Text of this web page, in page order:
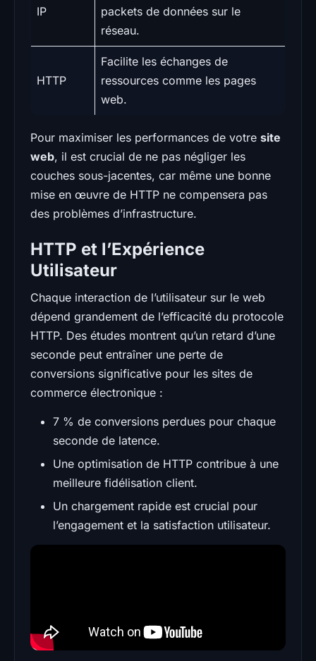
IP
packets de données sur le
réseau.
HTTP
Facilite les échanges de
ressources comme les pages
web.
Pour maximiser les performances de votre site
web, il est crucial de ne pas négliger les
couches sous-jacentes, car même une bonne
mise en œuvre de HTTP ne compensera pas
des problèmes d’infrastructure.
HTTP et l’Expérience
Utilisateur
Chaque interaction de l’utilisateur sur le web
dépend grandement de l’efficacité du protocole
HTTP. Des études montrent qu’un retard d’une
seconde peut entraîner une perte de
conversions significative pour les sites de
commerce électronique :
7 % de conversions perdues pour chaque
seconde de latence.
Une optimisation de HTTP contribue à une
meilleure fidélisation client.
Un chargement rapide est crucial pour
l’engagement et la satisfaction utilisateur.